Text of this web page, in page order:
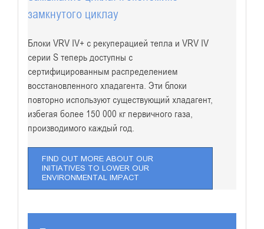
замкнутого циклаy
Блоки VRV IV+ с рекуперацией тепла и VRV IV
серии S теперь доступны с
сертифицированным распределением
восстановленного хладагента. Эти блоки
повторно используют существующий хладагент,
избегая более 150 000 кг первичного газа,
производимого каждый год.
FIND OUT MORE ABOUT OUR
INITIATIVES TO LOWER OUR
ENVIRONMENTAL IMPACT